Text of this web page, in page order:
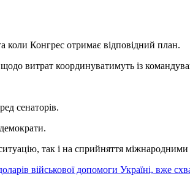
коли Конгрес отримає відповідний план.
витрат координуватимуть із
сенаторів.
так і на сприйняття
військової допомоги Україні, вже